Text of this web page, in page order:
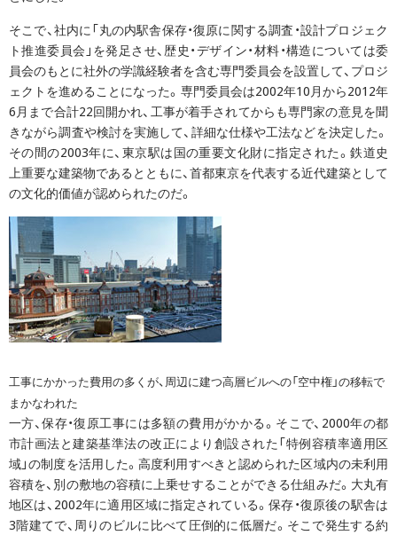
そこで、社内に「丸の内駅舎保存・復原に関する調査・設計プロジェク
ト推進委員会」を発足させ、歴史・デザイン・材料・構造については委
員会のもとに社外の学識経験者を含む専門委員会を設置して、プロジ
ェクトを進めることになった。専門委員会は2002年10月から2012年
6月まで合計22回開かれ、工事が着手されてからも専門家の意見を聞
きながら調査や検討を実施して、詳細な仕様や工法などを決定した。
その間の2003年に、東京駅は国の重要文化財に指定された。鉄道史
上重要な建築物であるとともに、首都東京を代表する近代建築として
の文化的価値が認められたのだ。
工事にかかった費用の多くが、周辺に建つ高層ビルへの「空中権」の移転で
まかなわれた
一方、保存・復原工事には多額の費用がかかる。そこで、2000年の都
市計画法と建築基準法の改正により創設された「特例容積率適用区
域」の制度を活用した。高度利用すべきと認められた区域内の未利用
容積を、別の敷地の容積に上乗せすることができる仕組みだ。大丸有
地区は、2002年に適用区域に指定されている。保存・復原後の駅舎は
3階建てで、周りのビルに比べて圧倒的に低層だ。そこで発生する約